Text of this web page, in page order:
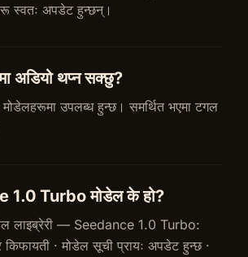
स्वतः अपडेट हुन्छन्।
अडियो थप्न सक्छु?
मोडेलहरूमा उपलब्ध हुन्छ। समर्थित भएमा टगल
1.0 Turbo मोडेल के हो?
लाइब्रेरी — Seedance 1.0 Turbo:
किफायती · मोडेल सूची प्रायः अपडेट हुन्छ ·